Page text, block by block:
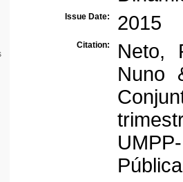
Issue Date: 2015
Citation:
Neto,
Nuno